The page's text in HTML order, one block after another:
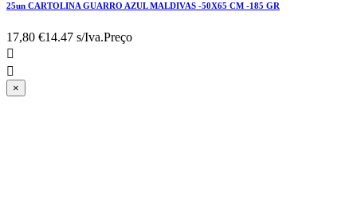
25un CARTOLINA GUARRO AZUL MALDIVAS -50X65 CM -185 GR
17,80 €14.47 s/Iva.Preço


×